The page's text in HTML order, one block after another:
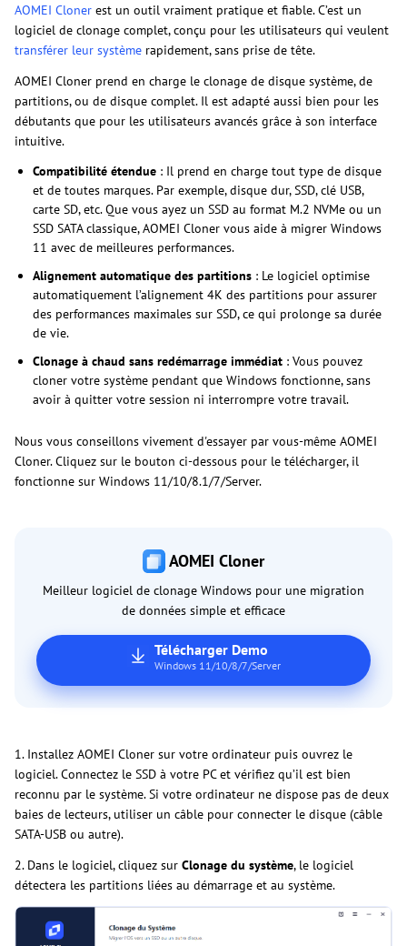
AOMEI Cloner est un outil vraiment pratique et fiable. C’est un
logiciel de clonage complet, conçu pour les utilisateurs qui veulent
transférer leur système rapidement, sans prise de tête.
AOMEI Cloner prend en charge le clonage de disque système, de
partitions, ou de disque complet. Il est adapté aussi bien pour les
débutants que pour les utilisateurs avancés grâce à son interface
intuitive.
Compatibilité étendue : Il prend en charge tout type de disque
et de toutes marques. Par exemple, disque dur, SSD, clé USB,
carte SD, etc. Que vous ayez un SSD au format M.2 NVMe ou un
SSD SATA classique, AOMEI Cloner vous aide à migrer Windows
11 avec de meilleures performances.
Alignement automatique des partitions : Le logiciel optimise
automatiquement l’alignement 4K des partitions pour assurer
des performances maximales sur SSD, ce qui prolonge sa durée
de vie.
Clonage à chaud sans redémarrage immédiat : Vous pouvez
cloner votre système pendant que Windows fonctionne, sans
avoir à quitter votre session ni interrompre votre travail.
Nous vous conseillons vivement d'essayer par vous-même AOMEI
Cloner. Cliquez sur le bouton ci-dessous pour le télécharger, il
fonctionne sur Windows 11/10/8.1/7/Server.
AOMEI Cloner
Meilleur logiciel de clonage Windows pour une migration
de données simple et efficace
Télécharger Demo
Windows 11/10/8/7/Server
1. Installez AOMEI Cloner sur votre ordinateur puis ouvrez le
logiciel. Connectez le SSD à votre PC et vérifiez qu’il est bien
reconnu par le système. Si votre ordinateur ne dispose pas de deux
baies de lecteurs, utiliser un câble pour connecter le disque (câble
SATA-USB ou autre).
2. Dans le logiciel, cliquez sur Clonage du système, le logiciel
détectera les partitions liées au démarrage et au système.